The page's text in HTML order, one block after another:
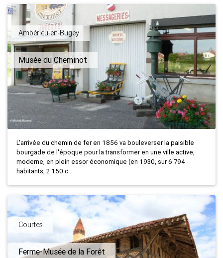
Ambérieu-en-Bugey
Musée du Cheminot
L'arrivée du chemin de fer en 1856 va bouleverser la paisible
bourgade de l'époque pour la transformer en une ville active,
moderne, en plein essor économique (en 1930, sur 6 794
habitants, 2 150 c...
Courtes
Ferme-Musée de la Forêt